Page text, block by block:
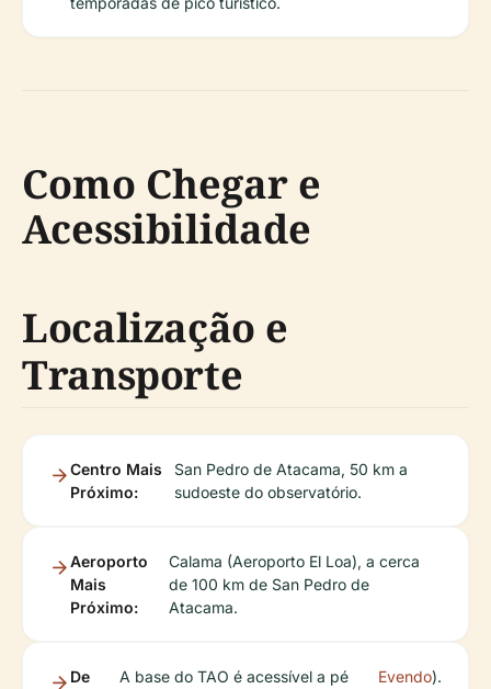
Como Chegar e
Acessibilidade
Localização e
Transporte
Centro Mais
Próximo:
San Pedro de Atacama, 50 km a
sudoeste do observatório.
Aeroporto
Mais
Próximo:
Calama (Aeroporto El Loa), a cerca
de 100 km de San Pedro de
Atacama.
De
A base do TAO é acessível a pé
Evendo).